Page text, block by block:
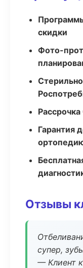
скидки
Фото-
Гарантия
Отзывы
супер,
— Клиент